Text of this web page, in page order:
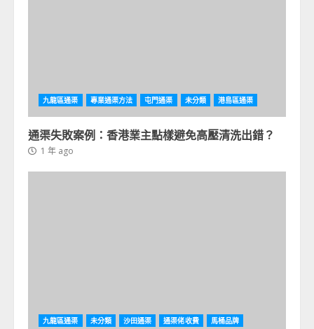
九龍區通渠 專業通渠方法 屯門通渠 未分類 港島區通渠
通渠失敗案例：香港業主點樣避免高壓清洗出錯？
1 年 ago
九龍區通渠 未分類 沙田通渠 通渠佬收費
馬桶品牌